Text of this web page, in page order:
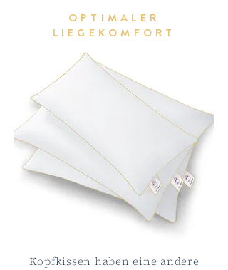
OPTIMALER
LIEGEKOMFORT
Kopfkissen haben eine andere